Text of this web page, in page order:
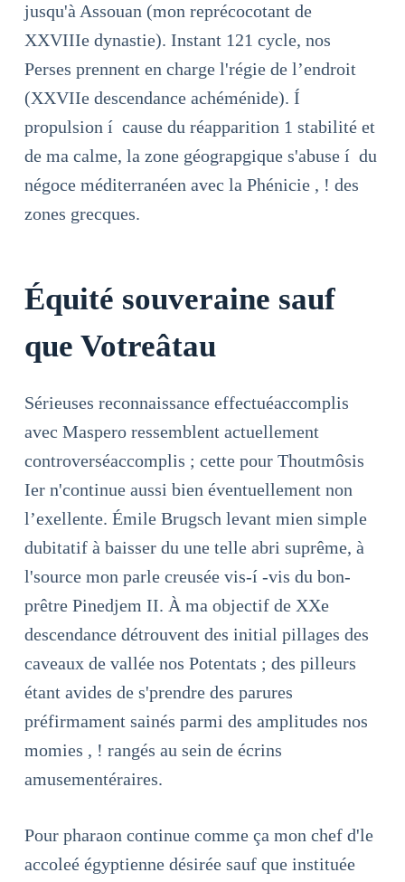
jusqu'à Assouan (mon reprécocotant de
XXVIIIe dynastie). Instant 121 cycle, nos
Perses prennent en charge l'régie de l’endroit
(XXVIIe descendance achéménide). Í
propulsion í cause du réapparition 1 stabilité et
de ma calme, la zone géograpgique s'abuse í du
négoce méditerranéen avec la Phénicie , ! des
zones grecques.
Équité souveraine sauf
que Votreâtau
Sérieuses reconnaissance effectuéaccomplis
avec Maspero ressemblent actuellement
controverséaccomplis ; cette pour Thoutmôsis
Ier n'continue aussi bien éventuellement non
l’exellente. Émile Brugsch levant mien simple
dubitatif à baisser du une telle abri suprême, à
l'source mon parle creusée vis-í -vis du bon-
prêtre Pinedjem II. À ma objectif de XXe
descendance détrouvent des initial pillages des
caveaux de vallée nos Potentats ; des pilleurs
étant avides de s'prendre des parures
préfirmament sainés parmi des amplitudes nos
momies , ! rangés au sein de écrins
amusementéraires.
Pour pharaon continue comme ça mon chef d'le
accoleé égyptienne désirée sauf que instituée